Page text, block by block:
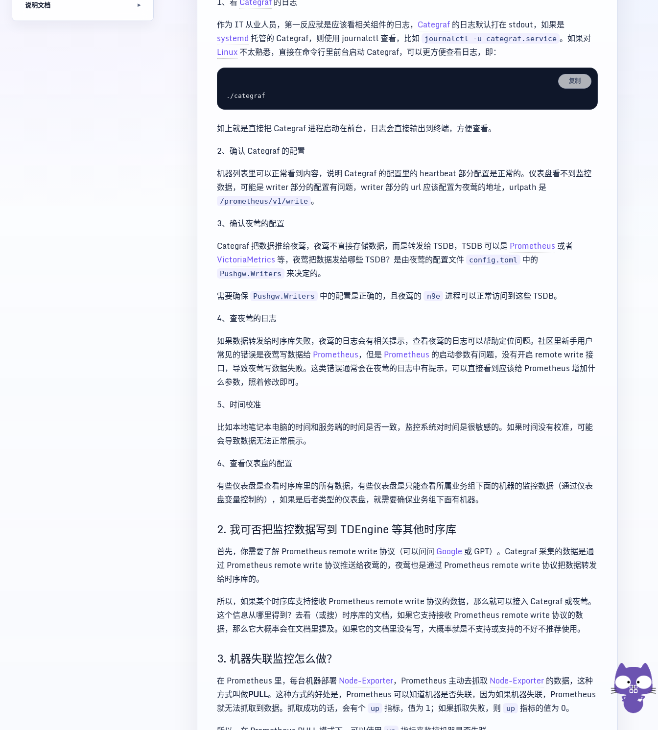
说明文档
作为 IT 从业人员，第一反应就是应该看相关组件的日志， Categraf的日志默认打在 stdout，如果是
systemd托管的 Categraf，则使用 journalctl 查看，比如 journalctl -u categraf.service 。如果对
Linux不太熟悉，直接在命令行里前台启动 Categraf，可以更方便查看日志，即：
复制
如上就是直接把 Categraf 进程启动在前台，日志会直接输出到终端，方便查看。
2、确认 Categraf 的配置
机器列表里可以正常看到内容，说明 Categraf 的配置里的 heartbeat 部分配置是正常的。仪表盘看不到监控
数据，可能是 writer 部分的配置有问题，writer 部分的 url 应该配置为夜莺的地址，urlpath 是
/prometheus/v1/write 。
3、确认夜莺的配置
Categraf 把数据推给夜莺，夜莺不直接存储数据，而是转发给 TSDB，TSDB 可以是Prometheus 或者
VictoriaMetrics等，夜莺把数据发给哪些 TSDB？是由夜莺的配置文件 config.toml 中的
Pushgw.Writers
来决定的。
需要确保
Pushgw.Writers 中的配置是正确的，且夜莺的 n9e
进程可以正常访问到这些 TSDB。
4、查夜莺的日志
如果数据转发给时序库失败，夜莺的日志会有相关提示，查看夜莺的日志可以帮助定位问题。社区里新手用户
常见的错误是夜莺写数据给 Prometheus，但是Prometheus 的启动参数有问题，没有开启 remote write 接
口，导致夜莺写数据失败。这类错误通常会在夜莺的日志中有提示，可以直接看到应该给 Prometheus 增加什
么参数，照着修改即可。
5、时间校准
比如本地笔记本电脑的时间和服务端的时间是否一致，监控系统对时间是很敏感的。如果时间没有校准，可能
会导致数据无法正常展示。
6、查看仪表盘的配置
有些仪表盘是查看时序库里的所有数据，有些仪表盘是只能查看所属业务组下面的机器的监控数据（通过仪表
盘变量控制的），如果是后者类型的仪表盘，就需要确保业务组下面有机器。
2. 我可否把监控数据写到 TDEngine 等其他时序库
首先，你需要了解 Prometheus remote write 协议（可以问问 Google 或 GPT）。Categraf 采集的数据是通
过 Prometheus remote write 协议推送给夜莺的，夜莺也是通过 Prometheus remote write 协议把数据转发
给时序库的。
所以，如果某个时序库支持接收 Prometheus remote write 协议的数据，那么就可以接入 Categraf 或夜莺。
这个信息从哪里得到？去看（或搜）时序库的文档，如果它支持接收 Prometheus remote write 协议的数
据，那么它大概率会在文档里提及。如果它的文档里没有写，大概率就是不支持或支持的不好不推荐使用。
3. 机器失联监控怎么做？
在 Prometheus 里，每台机器部署Node-Exporter，Prometheus 主动去抓取Node-Exporter的数据，这种
方式叫做PULL。这种方式的好处是，Prometheus 可以知道机器是否失联，因为如果机器失联，Prometheus
就无法抓取到数据。抓取成功的话，会有个
up 指标，值为 1；如果抓取失败，则 up
指标的值为 0。